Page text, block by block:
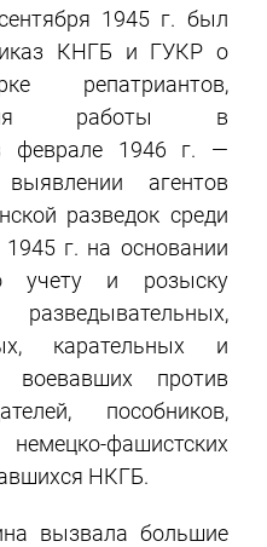
1945 г. был
КНГБ и ГУКР о
репатриантов,
для работы в
феврале 1946 г. —
агентов
разведок среди
г. на основании
учету и розыску
карательных и
воевавших против
пособников,
фашистских
НКГБ.
вызвала большие